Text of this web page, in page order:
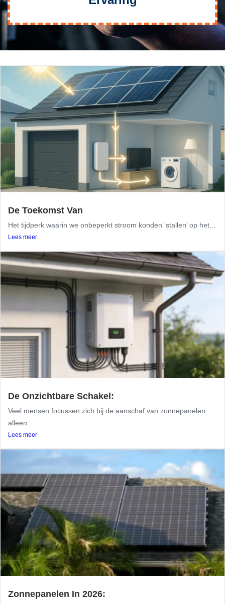
De Toekomst Van
Het tijdperk waarin we onbeperkt stroom konden ‘stallen’ op het...
Lees meer
De Onzichtbare Schakel:
Veel mensen focussen zich bij de aanschaf van zonnepanelen
alleen...
Lees meer
Zonnepanelen In 2026: